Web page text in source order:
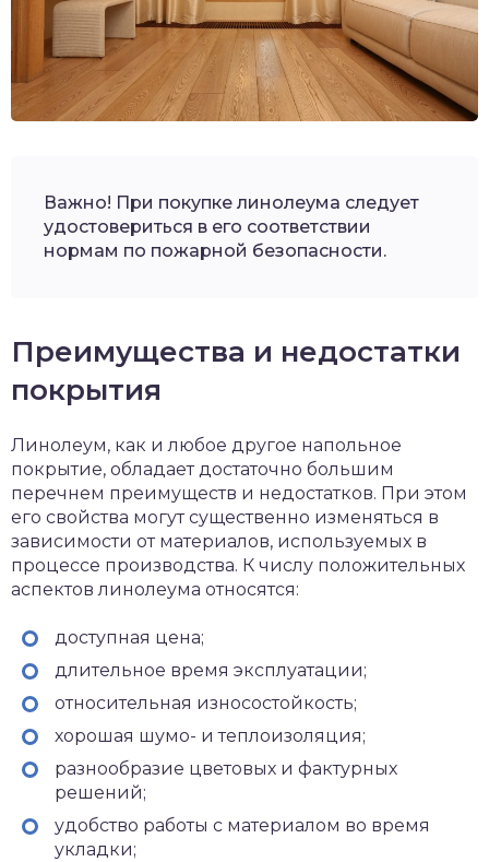
Важно! При покупке линолеума следует
удостовериться в его соответствии
нормам по пожарной безопасности.
Преимущества и недостатки
покрытия
Линолеум, как и любое другое напольное
покрытие, обладает достаточно большим
перечнем преимуществ и недостатков. При этом
его свойства могут существенно изменяться в
зависимости от материалов, используемых в
процессе производства. К числу положительных
аспектов линолеума относятся:
доступная цена;
длительное время эксплуатации;
относительная износостойкость;
хорошая шумо- и теплоизоляция;
разнообразие цветовых и фактурных
решений;
удобство работы с материалом во время
укладки;